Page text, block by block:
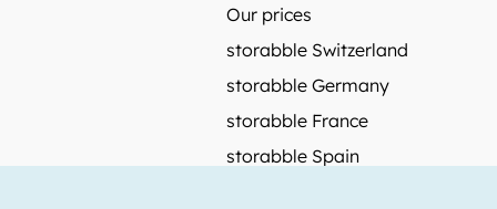
Our prices
storabble Switzerland
storabble Germany
storabble France
storabble Spain